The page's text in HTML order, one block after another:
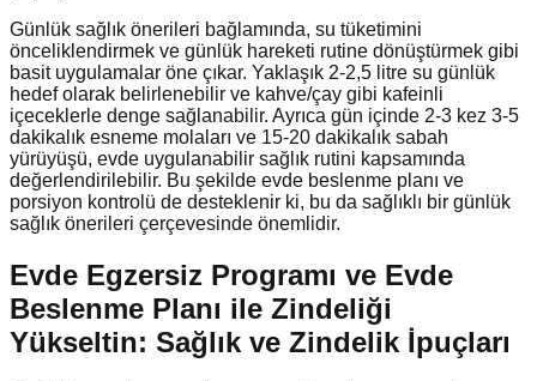
Günlük sağlık önerileri bağlamında, su tüketimini
önceliklendirmek ve günlük hareketi rutine dönüştürmek gibi
basit uygulamalar öne çıkar. Yaklaşık 2-2,5 litre su günlük
hedef olarak belirlenebilir ve kahve/çay gibi kafeinli
içeceklerle denge sağlanabilir. Ayrıca gün içinde 2-3 kez 3-5
dakikalık esneme molaları ve 15-20 dakikalık sabah
yürüyüşü, evde uygulanabilir sağlık rutini kapsamında
değerlendirilebilir. Bu şekilde evde beslenme planı ve
porsiyon kontrolü de desteklenir ki, bu da sağlıklı bir günlük
sağlık önerileri çerçevesinde önemlidir.
Evde Egzersiz Programı ve Evde
Beslenme Planı ile Zindeliği
Yükseltin: Sağlık ve Zindelik İpuçları